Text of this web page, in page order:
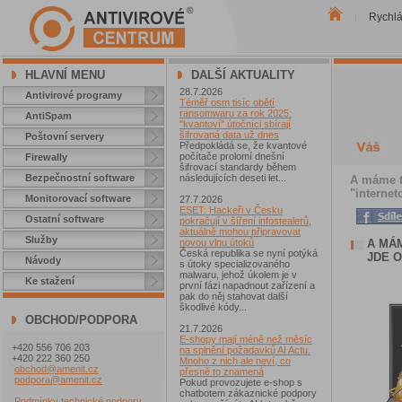
HLAVNÍ MENU
Antivirové programy
AntiSpam
Poštovní servery
Firewally
Bezpečnostní software
Monitorovací software
Ostatní software
Služby
Návody
Ke stažení
OBCHOD/PODPORA
+420 556 706 203
+420 222 360 250
obchod@amenit.cz
podpora@amenit.cz
DALŠÍ AKTUALITY
28.7.2026
Téměř osm tisíc obětí
ransomwaru za rok 2025:
"kvantoví" útočníci sbírají
šifrovaná data už dnes
Předpokládá se, že kvantové
počítače prolomí dnešní
šifrovací standardy během
následujících deseti let...
27.7.2026
ESET: Hackeři v Česku
pokračují v šíření infostealerů,
aktuálně mohou připravovat
novou vlnu útoků
Česká republika se nyní potýká
s útoky specializovaného
malwaru, jehož úkolem je v
první fázi napadnout zařízení a
pak do něj stahovat další
škodlivé kódy...
21.7.2026
E-shopy mají méně než měsíc
na splnění požadavků AI Actu.
Mnoho z nich ale neví, co
přesně to znamená
Pokud provozujete e-shop s
chatbotem zákaznické podpory
A máme
A
JDE